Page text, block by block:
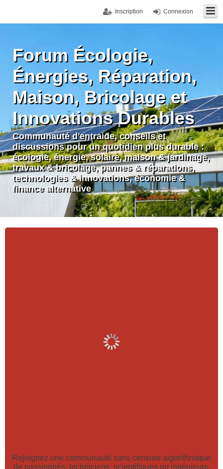
Connexion
Inscription
Forum Écologie,
Énergies, Réparation,
Maison, Bricolage et
Innovations Durables
Communauté d'entraide, conseils et
discussions pour un quotidien plus durable :
écologie, énergie, solaire, maison & jardinage,
travaux & bricolage, pannes & réparations,
technologies & innovations, économie &
finance alternative
Rejoignez une communauté sans censure algorithmique
de passionnés, techniciens, scientifiques ou ingénieurs.